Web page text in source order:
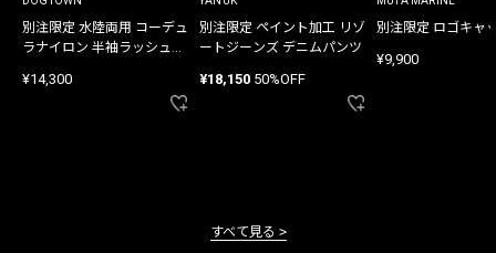
別注限定 水陸両用 コーデュ
ラナイロン 半袖ラッシュガ
¥14,300
別注限定 ペイント加工 リゾ
ートジーンズ デニムパンツ
¥18,150 50%OFF
別注限定 ロゴキャ
¥9,900
すべて見る